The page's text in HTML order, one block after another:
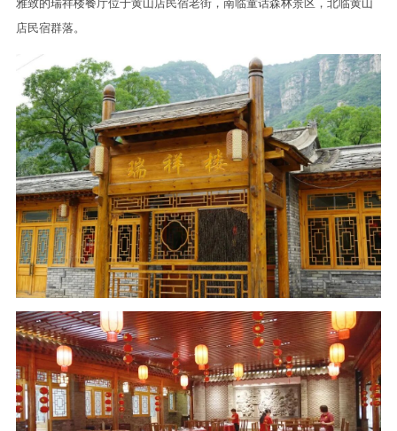
雅致的瑞祥楼餐厅位于黄山店民宿老街，南临童话森林景区，北临黄山
店民宿群落。